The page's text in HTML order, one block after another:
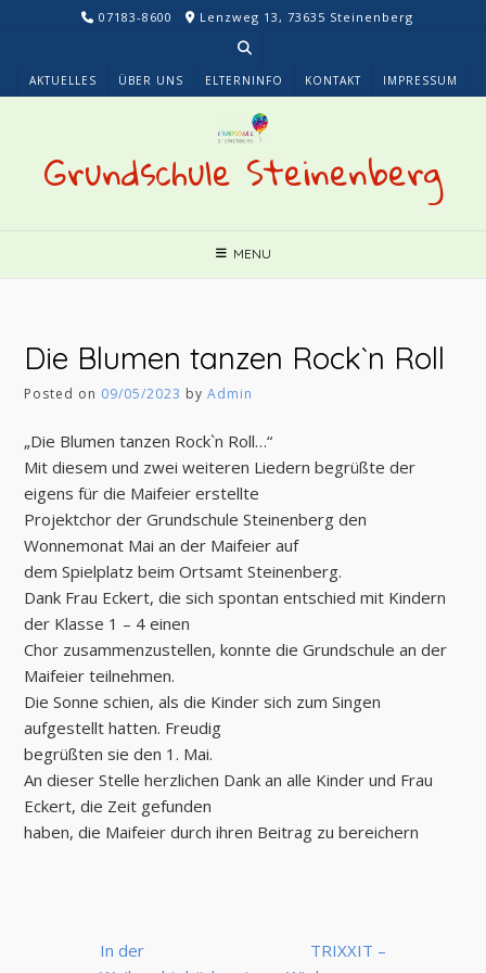
07183-8600 Lenzweg 13, 73635 Steinenberg
AKTUELLES ÜBER UNS ELTERNINFO KONTAKT IMPRESSUM
Grundschule Steinenberg
MENU
Die Blumen tanzen Rock`n Roll
Posted on 09/05/2023 byAdmin
„Die Blumen tanzen Rock`n Roll…“
Mit diesem und zwei weiteren Liedern begrüßte der
eigens für die Maifeier erstellte
Projektchor der Grundschule Steinenberg den
Wonnemonat Mai an der Maifeier auf
dem Spielplatz beim Ortsamt Steinenberg.
Dank Frau Eckert, die sich spontan entschied mit Kindern
der Klasse 1 – 4 einen
Chor zusammenzustellen, konnte die Grundschule an der
Maifeier teilnehmen.
Die Sonne schien, als die Kinder sich zum Singen
aufgestellt hatten. Freudig
begrüßten sie den 1. Mai.
An dieser Stelle herzlichen Dank an alle Kinder und Frau
Eckert, die Zeit gefunden
haben, die Maifeier durch ihren Beitrag zu bereichern
Beitrags-
In der
TRIXXIT –